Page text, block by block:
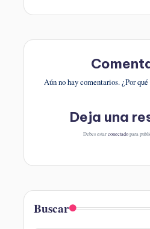
Aún no hay comentarios. ¿Por
Deja una
Debes estarconectadopara
Buscar